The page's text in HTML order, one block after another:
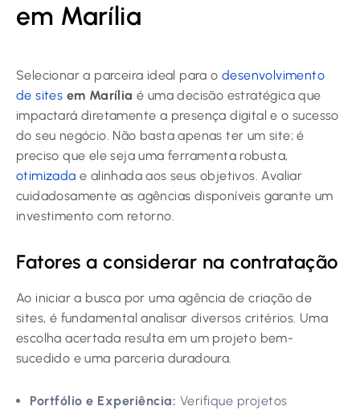
em Marília
Selecionar a parceira ideal para o desenvolvimento
de sites em Marília é uma decisão estratégica que
impactará diretamente a presença digital e o sucesso
do seu negócio. Não basta apenas ter um site; é
preciso que ele seja uma ferramenta robusta,
otimizada e alinhada aos seus objetivos. Avaliar
cuidadosamente as agências disponíveis garante um
investimento com retorno.
Fatores a considerar na contratação
Ao iniciar a busca por uma agência de criação de
sites, é fundamental analisar diversos critérios. Uma
escolha acertada resulta em um projeto bem-
sucedido e uma parceria duradoura.
Portfólio e Experiência: Verifique projetos